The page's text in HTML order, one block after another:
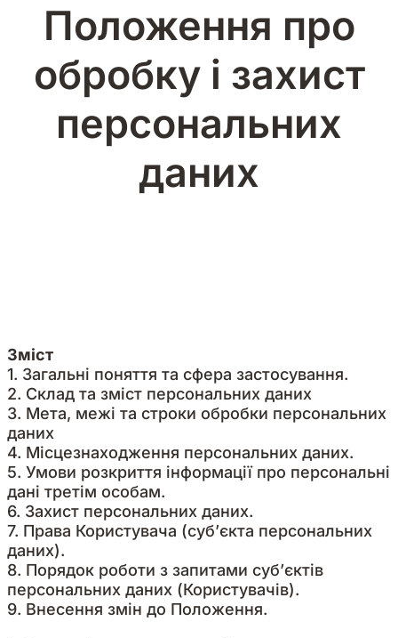
Положення про
обробку і захист
персональних
даних
Зміст
1. Загальні поняття та сфера застосування.
2. Склад та зміст персональних даних
3. Мета, межі та строки обробки персональних
даних
4. Місцезнаходження персональних даних.
5. Умови розкриття інформації про персональні
дані третім особам.
6. Захист персональних даних.
7. Права Користувача (суб’єкта персональних
даних).
8. Порядок роботи з запитами суб’єктів
персональних даних (Користувачів).
9. Внесення змін до Положення.